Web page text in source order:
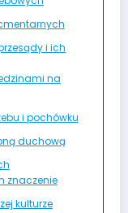
i ich
na
i pochówku
duchową
znaczenie
kulturze